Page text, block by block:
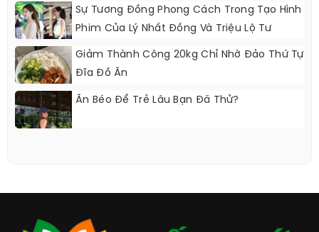
Sự Tương Đồng Phong Cách Trong Tạo Hình
Phim Của Lý Nhất Đồng Và Triệu Lộ Tư
Giảm Thành Công 20kg Chỉ Nhờ Đảo Thứ Tự
Đĩa Đồ Ăn
Ăn Béo Để Trẻ Lâu Bạn Đã Thử?